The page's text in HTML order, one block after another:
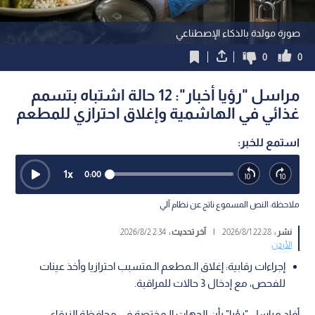
صورة مولدة بالذكاء الإصطناعي
0
0
مراسل "رؤيا أخبار": 12 حالة اشتباه بتسمم
غذائي في الهاشمية وإغلاق احترازي للمطعم
استمع للخبر:
0:00
1x
ملاحظة: النص المسموع ناتج عن نظام آلي
نشر :22:28 2026/8/1
| آخر تحديث :2:34 2026/8/2
الأردن
إجراءات رقابية: إغلاق الـمطعم الـمتسبب احترازيا وأخذ عينات
للفحص، مع إدخال 3 حالات للمراقبة.